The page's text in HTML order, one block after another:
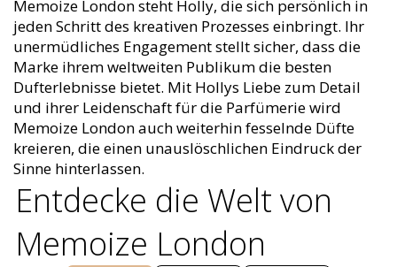
Memoize London steht Holly, die sich persönlich in
jeden Schritt des kreativen Prozesses einbringt. Ihr
unermüdliches Engagement stellt sicher, dass die
Marke ihrem weltweiten Publikum die besten
Dufterlebnisse bietet. Mit Hollys Liebe zum Detail
und ihrer Leidenschaft für die Parfümerie wird
Memoize London auch weiterhin fesselnde Düfte
kreieren, die einen unauslöschlichen Eindruck der
Sinne hinterlassen.
Entdecke die Welt von
Memoize London